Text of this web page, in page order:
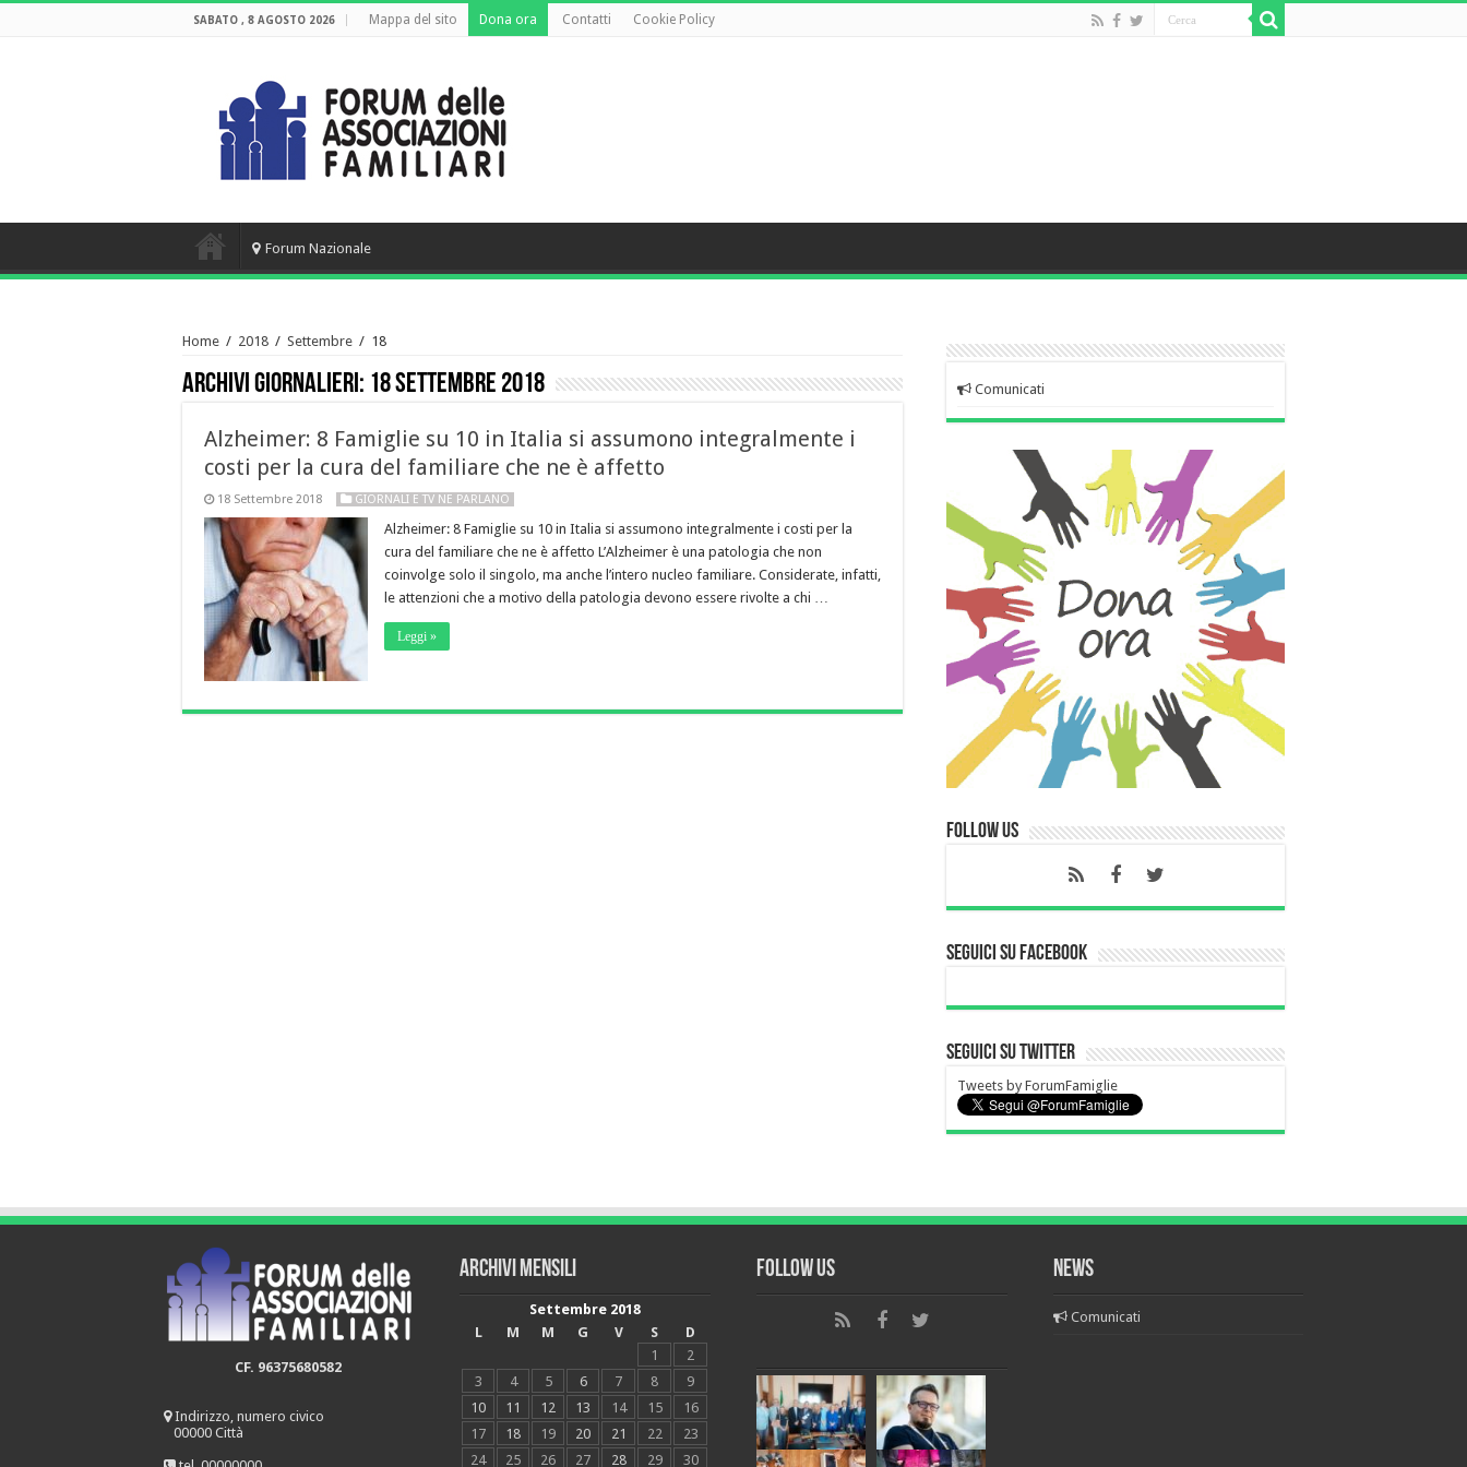
SABATO , 8 AGOSTO 2026 Mappa del sito Dona ora Contatti Cookie Policy
Forum Nazionale
Home / 2018 / Settembre / 18
Archivi giornalieri: 18 Settembre 2018
Alzheimer: 8 Famiglie su 10 in Italia si assumono integralmente i
costi per la cura del familiare che ne è affetto
18 Settembre 2018 GIORNALI E TV NE PARLANO
Alzheimer: 8 Famiglie su 10 in Italia si assumono integralmente i costi per la
cura del familiare che ne è affetto L’Alzheimer è una patologia che non
coinvolge solo il singolo, ma anche l’intero nucleo familiare. Considerate, infatti,
le attenzioni che a motivo della patologia devono essere rivolte a chi …
Leggi »
Comunicati
Follow Us
Seguici su Facebook
Seguici su Twitter
Tweets by ForumFamiglie
CF. 96375680582
Indirizzo, numero civico
00000 Città
Archivi mensili
Settembre 2018
L
M M G V S
D
1
2
3
4 5 6 7 8
9
10
11 12 13 14 15
16
17
18 19 20 21 22
23
24
25 26 27 28 29 30
Follow Us News
Comunicati